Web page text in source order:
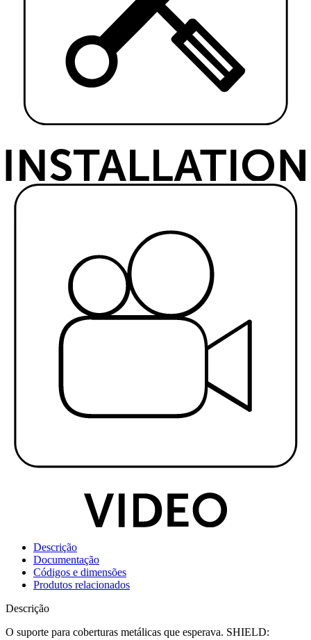
Descrição
Documentação
Códigos e dimensões
Produtos relacionados
Descrição
O suporte para coberturas metálicas que esperava. SHIELD: